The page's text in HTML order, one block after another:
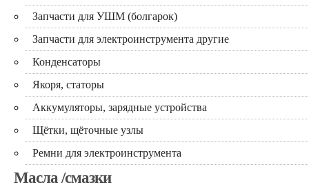
Запчасти для УШМ (болгарок)
Запчасти для электроинструмента другие
Конденсаторы
Якоря, статоры
Аккумуляторы, зарядные устройства
Щётки, щёточные узлы
Ремни для электроинструмента
Масла /смазки